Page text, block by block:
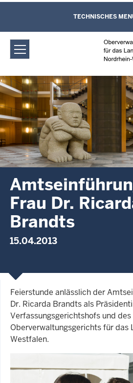
Oberverwaltungsgericht
Nordrhein-Westfalen:
Dr. Brandts
Direkt zum Inhalt
Leichte Sprache,
und Kontaktformular
TECHNISCHES
Frau Dr.
Brandts
15.04.2013
Feierstunde anlässlich der
Dr. Ricarda Brandts als
Verfassungsgerichtshofs und des
Oberverwaltungsgerichts für das
Westfalen.